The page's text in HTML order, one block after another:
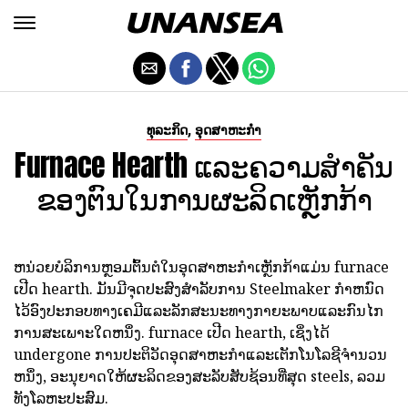
ທຸລະກິດ, ອຸດສາຫະກໍາ
Furnace Hearth ແລະຄວາມສໍາຄັນ
ຂອງຕົນໃນການຜະລິດເຫຼັກກ້າ
ຫນ່ວຍບໍລິການຫຼອມຕົ້ນຕໍໃນອຸດສາຫະກໍາເຫຼັກກ້າແມ່ນ furnace
ເປີດ hearth. ມັນມີຈຸດປະສົງສໍາລັບການ Steelmaker ກໍາຫນົດ
ໄວ້ອົງປະກອບທາງເຄມີແລະລັກສະນະທາງກາຍະພາບແລະກົນໄກ
ການສະເພາະໃດຫນຶ່ງ. furnace ເປີດ hearth, ເຊິ່ງໄດ້
undergone ການປະຕິວັດອຸດສາຫະກໍາແລະເຕັກໂນໂລຊີຈໍານວນ
ຫນຶ່ງ, ອະນຸຍາດໃຫ້ຜະລິດຂອງສະລັບສັບຊ້ອນທີ່ສຸດ steels, ລວມ
ທັງໂລຫະປະສົມ.